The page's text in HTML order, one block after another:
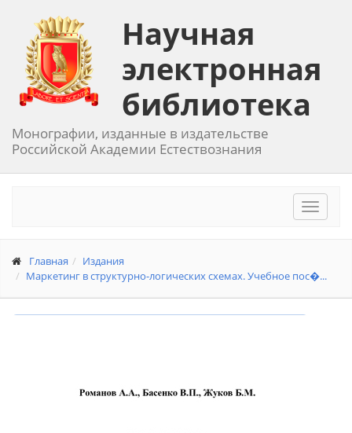
Научная
электронная
библиотека
Монографии, изданные в издательстве
Российской Академии Естествознания
Toggle
Главная
Издания
Маркетинг в структурно-логических схемах. Учебное пос�...